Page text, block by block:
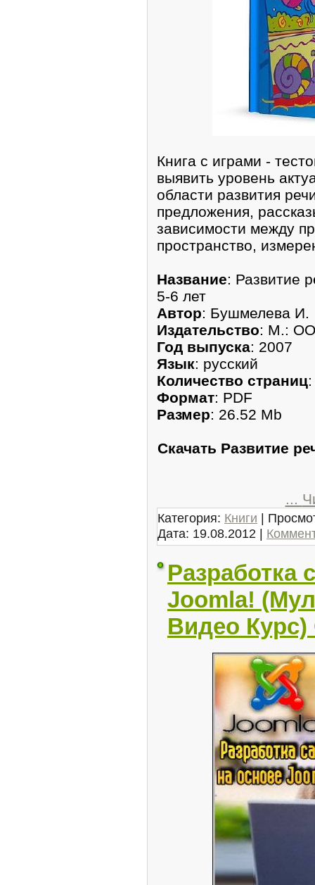
Книга с играми -
выявить уровень
области развития
предложения,
зависимости между
пространство,
Название: Развитие
5-6 лет
Автор: Бушмелева И.
Издательство: М.:
Год выпуска: 2007
Язык: русский
Количество страниц
Формат: PDF
Размер: 26.52 Mb
Скачать Развитие
...
Категория: Книги |
Дата: 19.08.2012 |
Разработка
Joomla!
Видео Курс)